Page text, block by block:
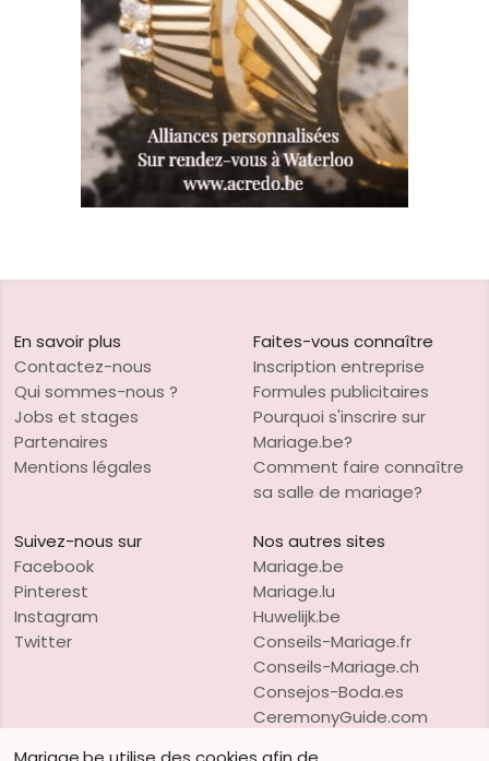
En savoir plus
Contactez-nous
Qui sommes-nous ?
Jobs et stages
Partenaires
Mentions légales
Faites-vous connaître
Inscription entreprise
Formules publicitaires
Pourquoi s'inscrire sur
Mariage.be?
Comment faire connaître
sa salle de mariage?
Suivez-nous sur
Facebook
Pinterest
Instagram
Twitter
Nos autres sites
Mariage.be
Mariage.lu
Huwelijk.be
Conseils-Mariage.fr
Conseils-Mariage.ch
Consejos-Boda.es
CeremonyGuide.com